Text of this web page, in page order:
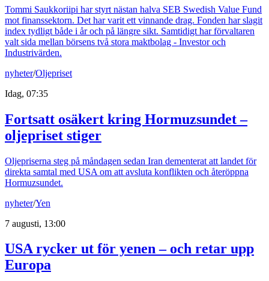
Tommi Saukkoriipi har styrt nästan halva SEB Swedish Value Fund
mot finanssektorn. Det har varit ett vinnande drag. Fonden har slagit
index tydligt både i år och på längre sikt. Samtidigt har förvaltaren
valt sida mellan börsens två stora maktbolag - Investor och
Industrivärden.
nyheter/Oljepriset
Idag, 07:35
Fortsatt osäkert kring Hormuzsundet –
oljepriset stiger
Oljepriserna steg på måndagen sedan Iran dementerat att landet för
direkta samtal med USA om att avsluta konflikten och återöppna
Hormuzsundet.
nyheter/Yen
7 augusti, 13:00
USA rycker ut för yenen – och retar upp
Europa